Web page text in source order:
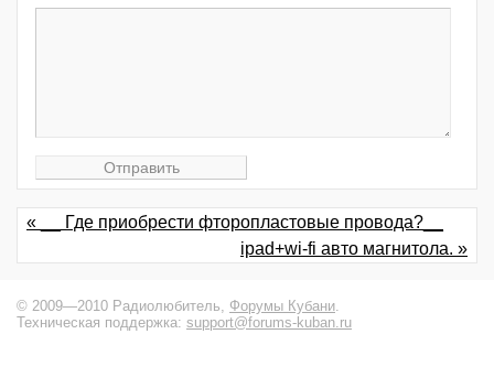
« __ Где приобрести фторопластовые провода?__
ipad+wi-fi авто магнитола. »
© 2009—2010 Радиолюбитель, Форумы Кубани.
Техническая поддержка: support@forums-kuban.ru